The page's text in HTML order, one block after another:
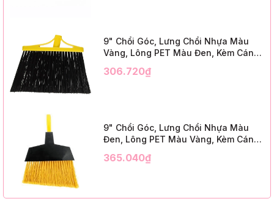
9" Chổi Góc, Lưng Chổi Nhựa Màu
Vàng, Lông PET Màu Đen, Kèm Cán
12 Bộ/Thùng (9" Angle Broom, Yellow
306.720₫
9" Chổi Góc, Lưng Chổi Nhựa Màu
Đen, Lông PET Màu Vàng, Kèm Cán
12 Bộ/Thùng (9" Angle Broom, Black
365.040₫